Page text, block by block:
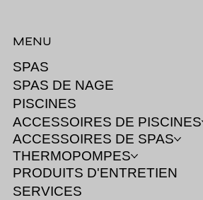
MENU
SPAS
SPAS DE NAGE
PISCINES
ACCESSOIRES DE PISCINES
ACCESSOIRES DE SPAS
THERMOPOMPES
PRODUITS D'ENTRETIEN
SERVICES